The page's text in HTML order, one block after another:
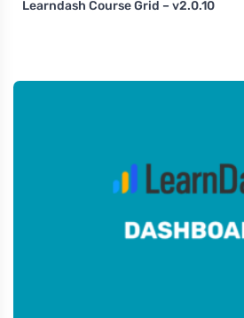
Learndash Course Grid – v2.0.10